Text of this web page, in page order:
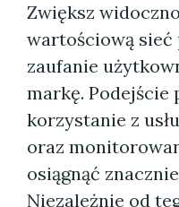
Zwiększ
wartościową sieć
zaufanie
markę. Podejście
korzystanie z
oraz
osiągnąć
Niezależnie od